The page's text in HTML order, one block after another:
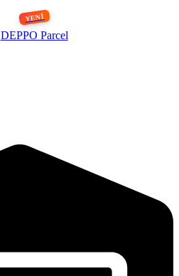
DEPPO Parcel